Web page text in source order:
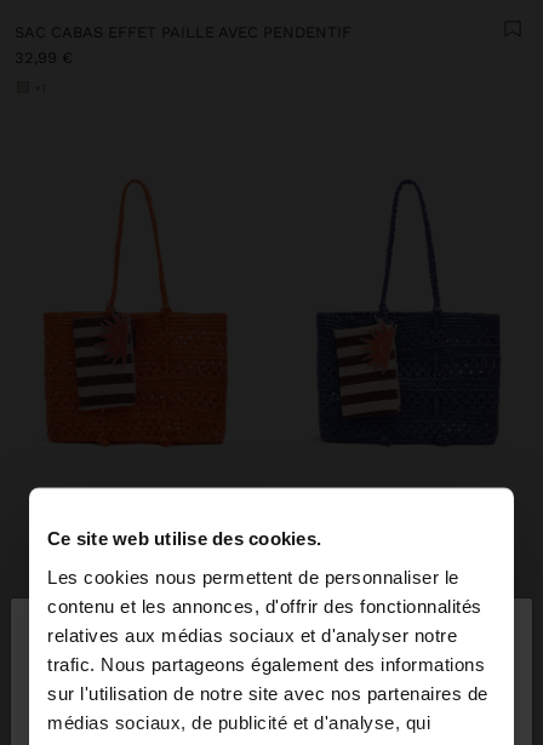
Ce site web utilise des cookies.
Les cookies nous permettent de personnaliser le
contenu et les annonces, d'offrir des fonctionnalités
relatives aux médias sociaux et d'analyser notre
trafic. Nous partageons également des informations
sur l'utilisation de notre site avec nos partenaires de
médias sociaux, de publicité et d'analyse, qui
bonjour ×
Vous accédez au site depuis France. Voulez-vous
parcourir notre site au United States?
SAC CABAS EFFET PAILLE AVEC PENDENTIF
32,99 €